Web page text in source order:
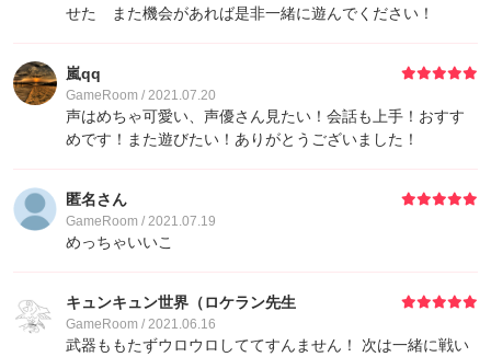
せた また機会があれば是非一緒に遊んでください！
嵐qq
GameRoom / 2021.07.20
声はめちゃ可愛い、声優さん見たい！会話も上手！おすす
めです！また遊びたい！ありがとうございました！
匿名さん
GameRoom / 2021.07.19
めっちゃいいこ
キュンキュン世界（ロケラン先生
GameRoom / 2021.06.16
武器ももたずウロウロしててすんません！ 次は一緒に戦い